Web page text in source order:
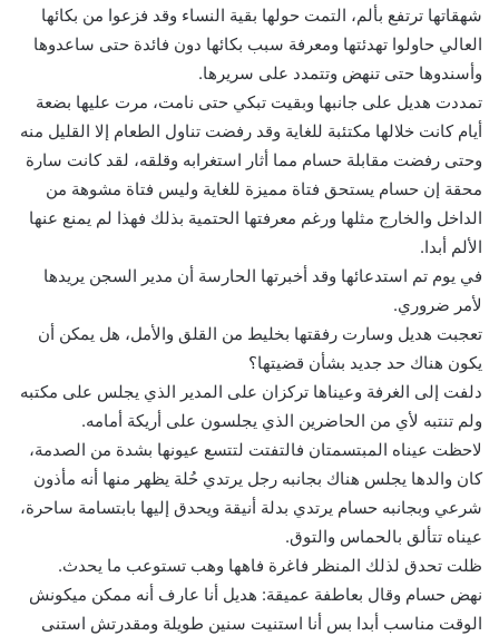
شهقاتها ترتفع بألم، التمت حولها بقية النساء وقد فزعوا من بكائها
العالي حاولوا تهدئتها ومعرفة سبب بكائها دون فائدة حتى ساعدوها
وأسندوها حتى تنهض وتتمدد على سريرها.
تمددت هديل على جانبها وبقيت تبكي حتى نامت، مرت عليها بضعة
أيام كانت خلالها مكتئبة للغاية وقد رفضت تناول الطعام إلا القليل منه
وحتى رفضت مقابلة حسام مما أثار استغرابه وقلقه، لقد كانت سارة
محقة إن حسام يستحق فتاة مميزة للغاية وليس فتاة مشوهة من
الداخل والخارج مثلها ورغم معرفتها الحتمية بذلك فهذا لم يمنع عنها
الألم أبدا.
في يوم تم استدعائها وقد أخبرتها الحارسة أن مدير السجن يريدها
لأمر ضروري.
تعجبت هديل وسارت رفقتها بخليط من القلق والأمل، هل يمكن أن
يكون هناك حد جديد بشأن قضيتها؟
دلفت إلى الغرفة وعيناها تركزان على المدير الذي يجلس على مكتبه
ولم تنتبه لأي من الحاضرين الذي يجلسون على أريكة أمامه.
لاحظت عيناه المبتسمتان فالتفتت لتتسع عيونها بشدة من الصدمة،
كان والدها يجلس هناك بجانبه رجل يرتدي حُلة يظهر منها أنه مأذون
شرعي وبجانبه حسام يرتدي بدلة أنيقة ويحدق إليها بابتسامة ساحرة،
عيناه تتألق بالحماس والتوق.
ظلت تحدق لذلك المنظر فاغرة فاهها وهب تستوعب ما يحدث.
نهض حسام وقال بعاطفة عميقة: هديل أنا عارف أنه ممكن ميكونش
الوقت مناسب أبدا بس أنا استنيت سنين طويلة ومقدرتش استنى